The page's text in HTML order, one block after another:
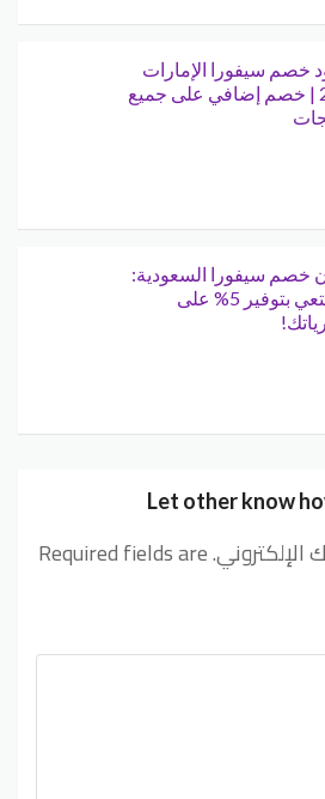
خصم سيفورا الإمارات
2025 | خصم إضافي على جميع
خصم سيفورا السعودية:
استمتعي بتوفير 5% على
Let other know
الإلكتروني.Required fields are